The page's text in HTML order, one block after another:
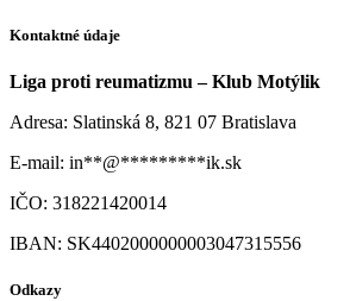
Kontaktné údaje
Liga proti reumatizmu – Klub Motýlik
Adresa: Slatinská 8, 821 07 Bratislava
E-mail: in**@*********ik.sk
IČO: 318221420014
IBAN: SK4402000000003047315556
Odkazy